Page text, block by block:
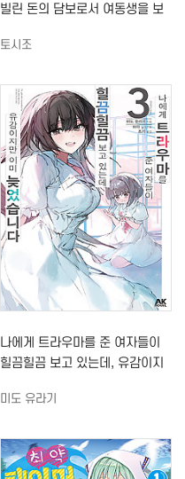
빌린 돈의 담보로서 여동생을 보
까 (1)
토시조
나에게 트라우마를 준 여자들이
힐끔힐끔 보고 있는데, 유감이지
미도 유라기